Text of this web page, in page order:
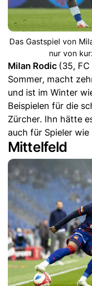
Das Gastspiel von
nur von
Milan Rodic (35,
Sommer, macht
und ist im Winter
Beispielen für die
Zürcher. Ihn hätte
auch für Spieler wie
Mittelfeld